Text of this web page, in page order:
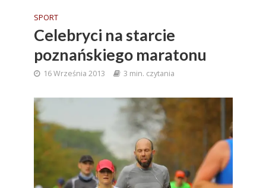
SPORT
Celebryci na starcie
poznańskiego maratonu
16 Września 2013 3 min. czytania